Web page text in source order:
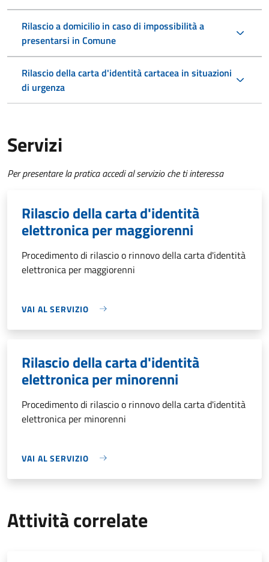
Rilascio a domicilio in caso di impossibilità a
presentarsi in Comune
Rilascio della carta d'identità cartacea in situazioni
di urgenza
Servizi
Per presentare la pratica accedi al servizio che ti interessa
Rilascio della carta d'identità
elettronica per maggiorenni
Procedimento di rilascio o rinnovo della carta d'identità
elettronica per maggiorenni
VAI AL SERVIZIO
Rilascio della carta d'identità
elettronica per minorenni
Procedimento di rilascio o rinnovo della carta d'identità
elettronica per minorenni
VAI AL SERVIZIO
Attività correlate